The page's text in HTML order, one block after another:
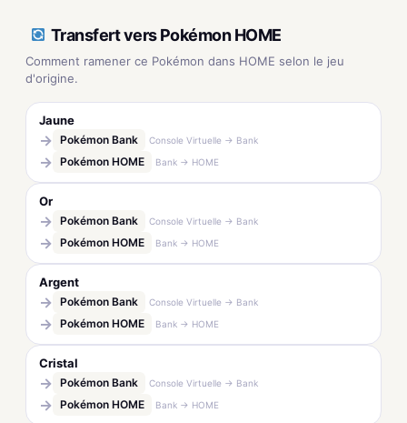
Transfert vers Pokémon HOME
Comment ramener ce Pokémon dans HOME selon le jeu
d'origine.
Jaune
→ Pokémon Bank Console Virtuelle → Bank
→ Pokémon HOME Bank → HOME
Or
→ Pokémon Bank Console Virtuelle → Bank
→ Pokémon HOME Bank → HOME
Argent
→ Pokémon Bank Console Virtuelle → Bank
→ Pokémon HOME Bank → HOME
Cristal
→ Pokémon Bank Console Virtuelle → Bank
→ Pokémon HOME Bank → HOME